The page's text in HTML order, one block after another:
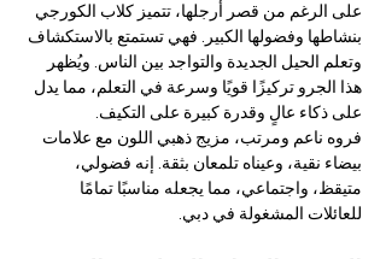
على الرغم من قصر أرجلها، تتميز كلاب الكورجي
بنشاطها وفضولها الكبير. فهي تستمتع بالاستكشاف
وتعلم الحيل الجديدة والتواجد بين الناس. ويُظهر
هذا الجرو تركيزًا قويًا وسرعة في التعلم، مما يدل
على ذكاء عالٍ وقدرة كبيرة على التكيف.
فروه ناعم ومرتب، مزيج ذهبي اللون مع علامات
بيضاء نقية، وعيناه تلمعان بثقة. إنه فضولي،
متيقظ، واجتماعي، مما يجعله مناسبًا تمامًا
للعائلات المشغولة في دبي.